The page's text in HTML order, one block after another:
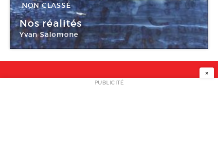
NON CLASSÉ
28 Juin -16 Nov 2008
Nos réalités
Yvan Salomone
Le Quartier
NEWSLETTER
×
PUBLICITÉ